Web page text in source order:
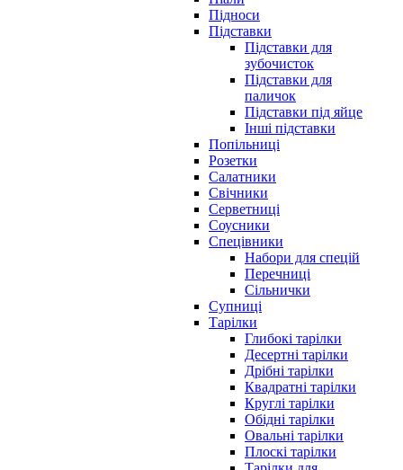
Підноси
Підставки
Підставки для
зубочисток
Підставки для
паличок
Підставки під яйце
Інші підставки
Попільниці
Розетки
Салатники
Свічники
Серветниці
Соусники
Спецівники
Набори для спецій
Перечниці
Сільнички
Супниці
Тарілки
Глибокі тарілки
Десертні тарілки
Дрібні тарілки
Квадратні тарілки
Круглі тарілки
Обідні тарілки
Овальні тарілки
Плоскі тарілки